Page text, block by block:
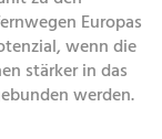
Europas
wenn die
stärker in das
werden.